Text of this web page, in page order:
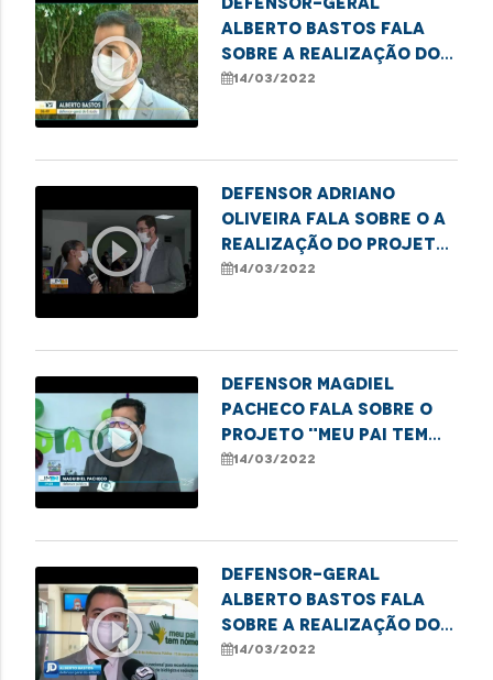
play_circle_outline
Alberto Bastos fala
sobre a realização do
projeto "Meu Pai tem
14/03/2022
play_circle_outline
Defensor Adriano
Oliveira fala sobre o a
realização do projeto
"Meu Pai tem Nome"
14/03/2022
play_circle_outline
Defensor Magdiel
Pacheco fala sobre o
projeto "Meu Pai tem
Nome" realizado no dia
14/03/2022
play_circle_outline
Defensor-geral
Alberto Bastos fala
sobre a realização do
mutirão de
14/03/2022